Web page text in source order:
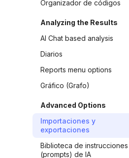
Organizador de códigos
Analyzing the Results
AI Chat based analysis
Diarios
Reports menu options
Gráfico (Grafo)
Advanced Options
Importaciones y
exportaciones
Biblioteca de instrucciones
(prompts) de IA